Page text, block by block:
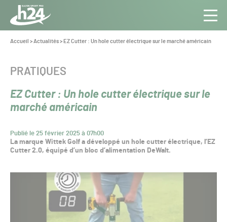
Panneau de gestion des cookies
Aller au contenu
Toute
l’info
Pro
Vous
Accueil >Actualités> EZ Cutter : Un hole cutter électrique sur le marché américain
EZ Cutter : Un hole cutter électrique sur le
marché américain
Publié le 25 février 2025 à 07h00
CATÉGORIE :
PRATIQUES
La marque Wittek Golf a développé un hole cutter électrique, l’EZ
Cutter 2.0, équipé d’un bloc d’alimentation DeWalt.